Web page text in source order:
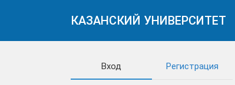
КАЗАНСКИЙ УНИВЕРСИТЕТ
Вход Регистрация